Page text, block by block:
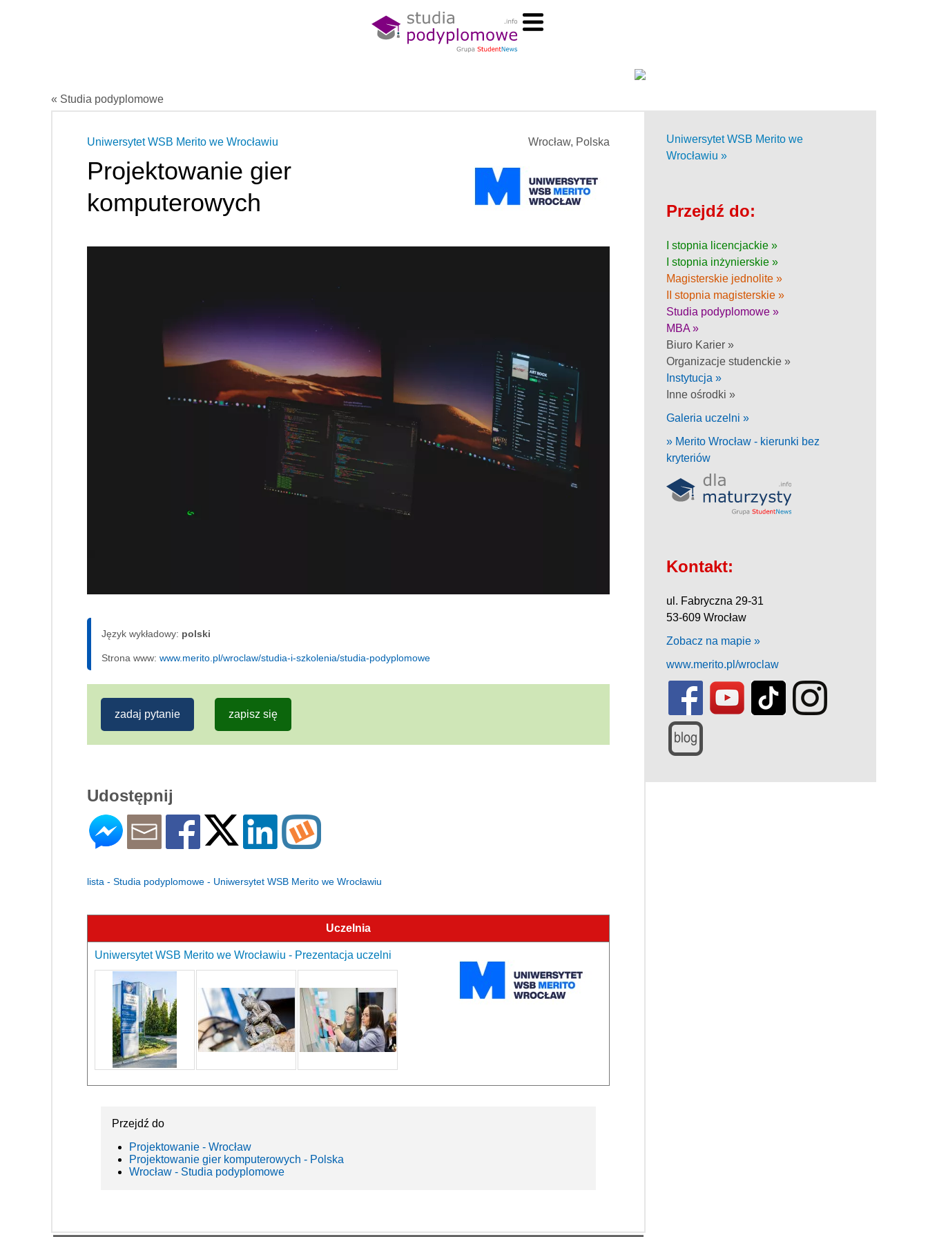
« Studia podyplomowe
Wrocław, Polska
Uniwersytet WSB Merito we Wrocławiu
Projektowanie gier
komputerowych
Język wykładowy: polski
Strona www: www.merito.pl/wroclaw/studia-i-szkolenia/studia-podyplomowe
zadaj pytanie zapisz się
Udostępnij
lista - Studia podyplomowe - Uniwersytet WSB Merito we Wrocławiu
Uczelnia
Uniwersytet WSB Merito we Wrocławiu - Prezentacja uczelni
Przejdź do
Projektowanie - Wrocław
Projektowanie gier komputerowych - Polska
Wrocław - Studia podyplomowe
Uniwersytet WSB Merito we
Wrocławiu »
Przejdź do:
I stopnia licencjackie »
I stopnia inżynierskie »
Magisterskie jednolite »
II stopnia magisterskie »
Studia podyplomowe »
MBA »
Biuro Karier »
Organizacje studenckie »
Instytucja »
Inne ośrodki »
Galeria uczelni »
» Merito Wrocław - kierunki bez
kryteriów
Kontakt:
ul. Fabryczna 29-31
53-609 Wrocław
Zobacz na mapie »
www.merito.pl/wroclaw